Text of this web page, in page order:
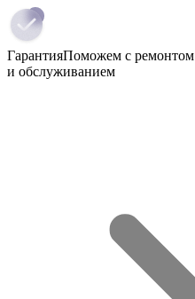
ГарантияПоможем с ремонтом
и обслуживанием